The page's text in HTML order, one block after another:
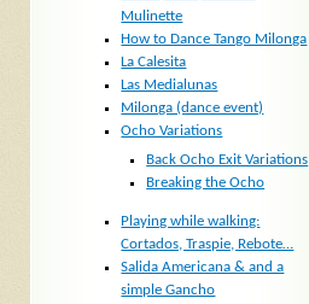
Mulinette
How to Dance Tango Milonga
La Calesita
Las Medialunas
Milonga (dance event)
Ocho Variations
Back Ocho Exit Variations
Breaking the Ocho
Playing while walking:
Cortados, Traspie, Rebote…
Salida Americana & and a
simple Gancho